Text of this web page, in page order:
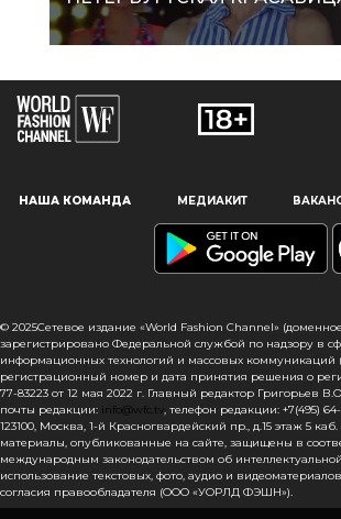
Наш сайт использует файлы cookie и
пользователям, предоставляя
информацию, запоминая предпочтения в
сайта, вы подтверждаете свое согласие
файлов cookie в соответствии с
в отношении данного типа файлов. Если вы
с тем, чтобы мы использовали данный тип
то вы должны соответствующим образом
настройки вашего браузера или не
НАША КОМАНДА МЕДИАКИТ
© 2025Сетевое издание «World Fashion Channel»
зарегистрировано Федеральной службой по надзору в
информационных технологий и массовых коммуникаций
регистрационный номер и дата принятия решения о
77-83223 от 12 мая 2022 г. Главный редактор Григорьев
почты редакции: info@wfc.tv, телефон редакции: +7(495)
123100, Москва, 1-й Красногвардейский пр., д.15 этаж 5
материалы, опубликованные на сайте, защищены в
международным законодательством об
использование текстовых, фото, аудио и
согласия правообладателя (ООО «УОРЛД ФЭШН»).